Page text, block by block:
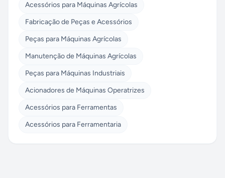
Acessórios para Máquinas Agrícolas
Fabricação de Peças e Acessórios
Peças para Máquinas Agrícolas
Manutenção de Máquinas Agrícolas
Peças para Máquinas Industriais
Acionadores de Máquinas Operatrizes
Acessórios para Ferramentas
Acessórios para Ferramentaria